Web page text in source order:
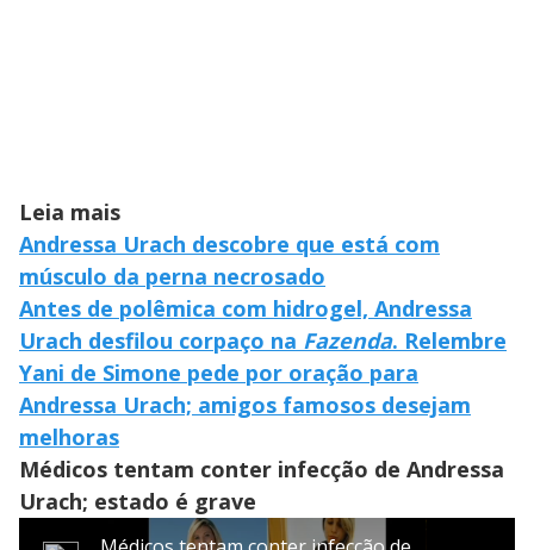
Leia mais
Andressa Urach descobre que está com
músculo da perna necrosado
Antes de polêmica com hidrogel, Andressa
Urach desfilou corpaço na Fazenda. Relembre
Yani de Simone pede por oração para
Andressa Urach; amigos famosos desejam
melhoras
Médicos tentam conter infecção de Andressa
Urach; estado é grave